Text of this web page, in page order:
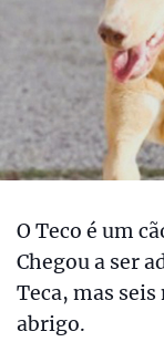
O Teco é um
Chegou a ser
Teca, mas
abrigo.